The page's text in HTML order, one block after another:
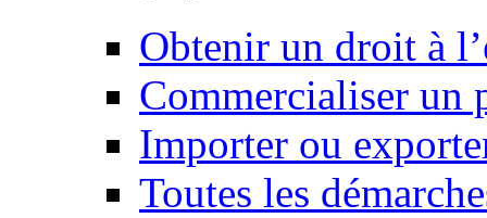
Obtenir un droit à
Commercialiser un
Importer ou
Toutes les